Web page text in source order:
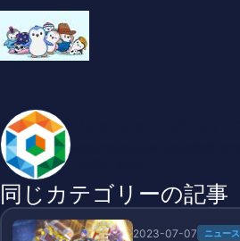
同じカテゴリーの記事
2023-07-07 ニュース